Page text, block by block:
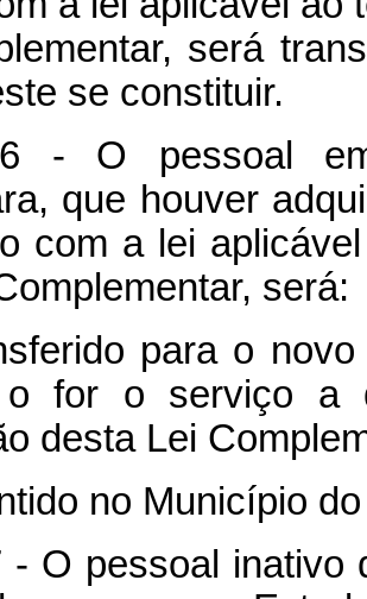
será
se constituir.
- O pessoal
que houver
com a lei
será:
para o
o for o serviço a
desta Lei
no Município
- O pessoal inativo